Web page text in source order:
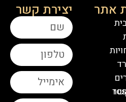
אתר יצירת קשר